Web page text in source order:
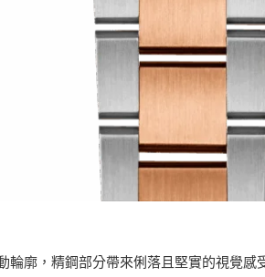
輪廓，精鋼部分帶來俐落且堅實的視覺